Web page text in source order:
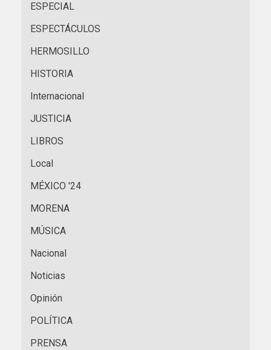
ESPECIAL
ESPECTÁCULOS
HERMOSILLO
HISTORIA
Internacional
JUSTICIA
LIBROS
Local
MÉXICO '24
MORENA
MÚSICA
Nacional
Noticias
Opinión
POLÍTICA
PRENSA